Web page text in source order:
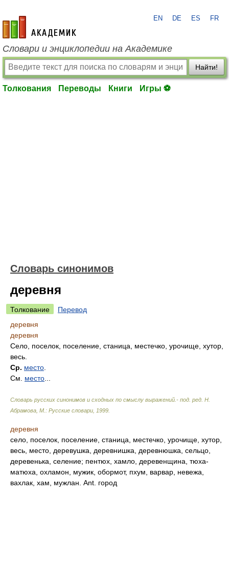
academic.ru
EN DE ES FR
Словари и энциклопедии на Академике
Найти!
Толкования Переводы Книги Игры ⚽
Словарь синонимов
деревня
Толкование
Перевод
деревня
деревня
Село, поселок, поселение, станица, местечко, урочище, хутор,
весь.
Ср. место
См. место
Словарь русских синонимов и сходных по смыслу выражений.- под. ред. Н.
Абрамова, М.: Русские словари 1999
деревня
село, поселок, поселение, станица, местечко, урочище, хутор,
весь, место, деревушка, деревнишка, деревнюшка, сельцо,
деревенька, селение; пентюх, хамло, деревенщина, тюха-
матюха, охламон, мужик, обормот, пхум, варвар, невежа,
вахлак, хам, мужлан. Ant. город